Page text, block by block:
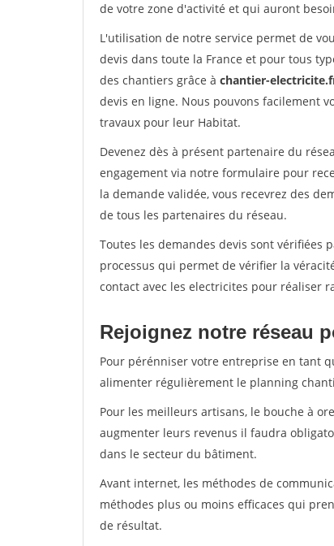
de votre zone d'activité et qui auront
L'utilisation de notre service permet de
devis dans toute la France et pour tous
des chantiers grâce à chantier-
devis en ligne. Nous pouvons facilement
travaux pour leur Habitat.
Devenez dès à présent partenaire du
engagement via notre formulaire pour
la demande validée, vous recevrez des
de tous les partenaires du réseau.
Toutes les demandes devis sont vérifiées
processus qui permet de vérifier la
contact avec les electricites pour réaliser
Rejoignez notre réseau
Pour pérénniser votre entreprise en tant
alimenter régulièrement le planning
Pour les meilleurs artisans, le bouche à
augmenter leurs revenus il faudra
dans le secteur du bâtiment.
Avant internet, les méthodes de
méthodes plus ou moins efficaces qui
de résultat.